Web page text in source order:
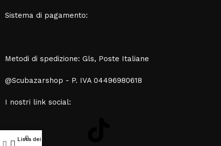
Sistema di pagamento:
Metodi di spedizione: Gls, Poste Italiane
@Scubazarshop - P. IVA 04496980618
I nostri link social:
Lista dei desideri
0